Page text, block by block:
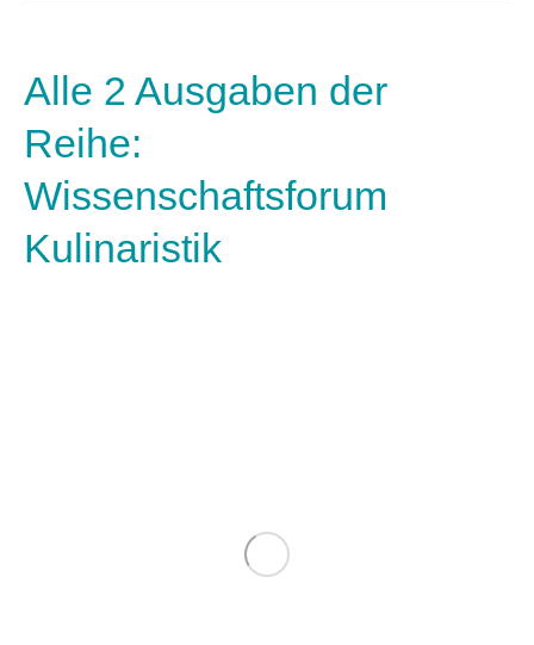
Alle 2 Ausgaben der
Reihe:
Wissenschaftsforum
Kulinaristik